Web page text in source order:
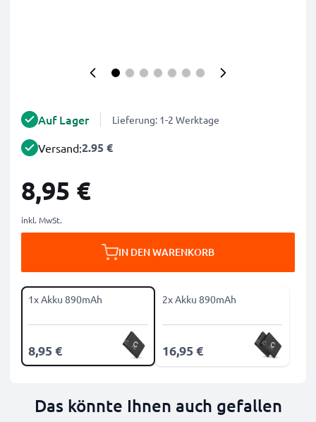
Auf Lager Lieferung: 1-2 Werktage
Versand:2.95 €
8,95 €
inkl. MwSt.
IN DEN WARENKORB
1x Akku 890mAh
8,95 €
2x Akku 890mAh
16,95 €
Das könnte Ihnen auch gefallen